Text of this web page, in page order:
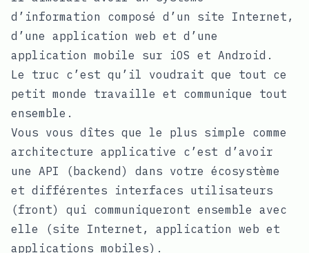
d’information composé d’un site Internet,
d’une application web et d’une
application mobile sur iOS et Android.
Le truc c’est qu’il voudrait que tout ce
petit monde travaille et communique tout
ensemble.
Vous vous dîtes que le plus simple comme
architecture applicative c’est d’avoir
une API (backend) dans votre écosystème
et différentes interfaces utilisateurs
(front) qui communiqueront ensemble avec
elle (site Internet, application web et
applications mobiles).